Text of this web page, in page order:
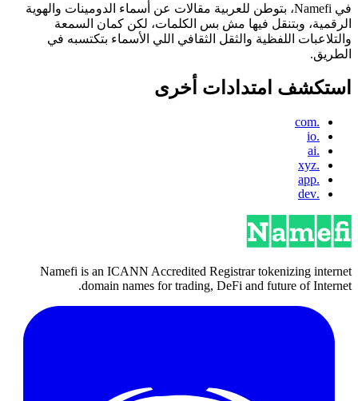
في Namefi، بتوطن للعربية مقالات عن أسماء الدومينات والهوية
الرقمية، وبتنقل فيها مش بس الكلمات، لكن كمان السمعة
والتلاعبات اللفظية والثقل الثقافي اللي الأسماء بتكتسبه في
الطريق.
استكشف امتدادات أخرى
.com
.io
.ai
.xyz
.app
.dev
Namefi is an ICANN Accredited Registrar tokenizing internet
domain names for trading, DeFi and future of Internet.